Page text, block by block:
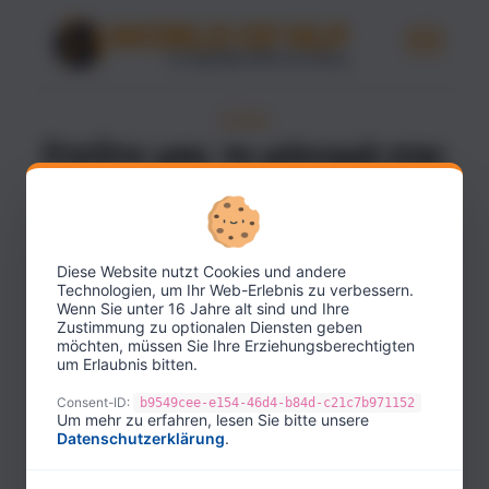
Στείλτε μας το μήνυμά σας
Αν έχετε ερωτήσεις σχετικά με το περιεχόμενο, τη
συνδρομή ή την premium περιοχή, γράψτε μας
μέσω της φόρμας.
Για λόγους ασφαλείας θα σας στείλουμε πρώτα
έναν κωδικό επαλήθευσης στο email σας.
Diese Website nutzt Cookies und andere
Technologien, um Ihr Web-Erlebnis zu verbessern.
Wenn Sie unter 16 Jahre alt sind und Ihre
Zustimmung zu optionalen Diensten geben
möchten, müssen Sie Ihre Erziehungsberechtigten
um Erlaubnis bitten.
Consent-ID: b9549cee-e154-46d4-b84d-c21c7b971152
Um mehr zu erfahren, lesen Sie bitte unsere
Datenschutzerklärung.